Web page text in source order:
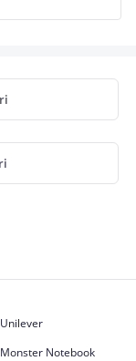
Unilever
Monster Notebook